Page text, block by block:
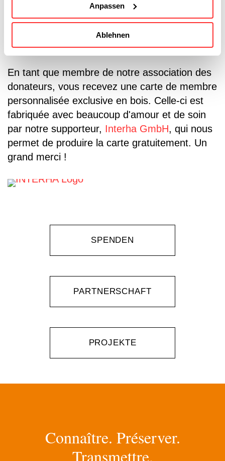
Anpassen
Ablehnen
Nos supporters
Interha GmbH
En tant que membre de notre association des
donateurs, vous recevez une carte de membre
personnalisée exclusive en bois. Celle-ci est
fabriquée avec beaucoup d'amour et de soin
par notre supporteur, Interha GmbH, qui nous
permet de produire la carte gratuitement. Un
grand merci !
SPENDEN
PARTNERSCHAFT
PROJEKTE
Connaître. Préserver.
Transmettre.